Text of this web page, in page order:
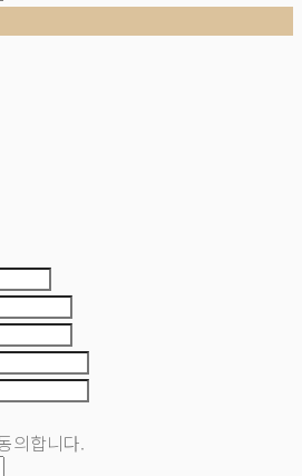
의합니다.